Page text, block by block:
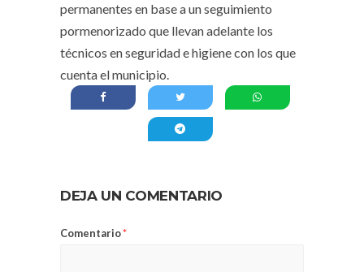
permanentes en base a un seguimiento
pormenorizado que llevan adelante los
técnicos en seguridad e higiene con los que
cuenta el municipio.
DEJA UN COMENTARIO
Comentario*